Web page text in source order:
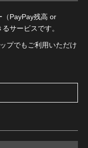
（PayPay残高 or
サービスです。
プでもご利用いただけ